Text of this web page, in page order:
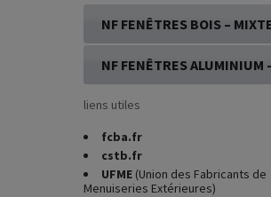
NF FENÊTRES BOIS –
NF FENÊTRES ALUMINIUM
liens utiles
fcba.fr
cstb.fr
UFME (Union des Fabricants de
Menuiseries Extérieures)